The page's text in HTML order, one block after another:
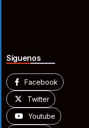
Síguenos
Facebook
Twitter
Youtube